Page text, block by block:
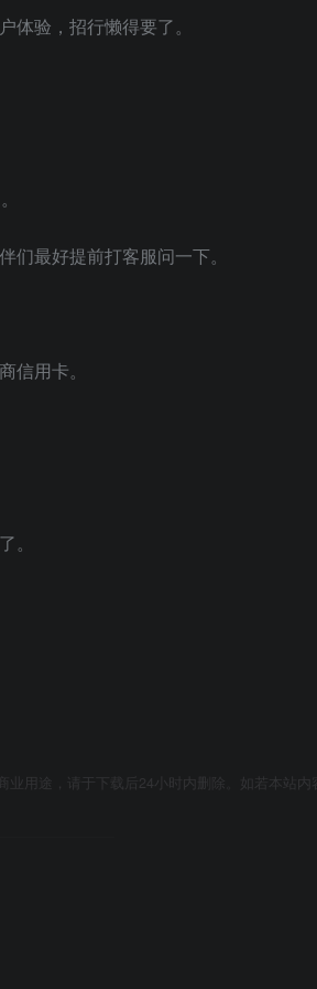
验，招行懒得要了。
最好提前打客服问一下。
信用卡。
。
用途，请于下载后24小时内删除。如若本站内容